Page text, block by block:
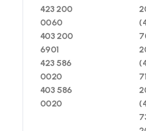
423 200
0060
403 200
6901
423 586
0020
403 586
0020